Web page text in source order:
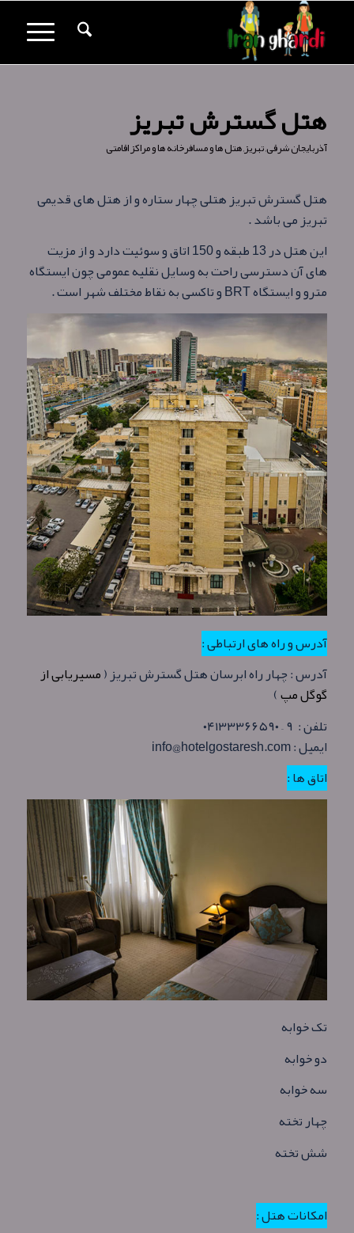
هتل گسترش تبریز
آذربایجان شرقی,تبریز,هتل ها و مسافرخانه ها و مراکز اقامتی
هتل گسترش تبریز هتلی چهار ستاره و از هتل های قدیمی
تبریز می باشد .
این هتل در 13 طبقه و 150 اتاق و سوئیت دارد و از مزیت
های آن دسترسی راحت به وسایل نقلیه عمومی چون ایستگاه
مترو و ایستگاه BRT و تاکسی به نقاط مختلف شهر است .
آدرس و راه های ارتباطی :
آدرس : چهار راه ابرسان هتل گسترش تبریز (مسیریابی از
گوگل مپ)
تلفن : ۹ – ۰۴۱۳۳۳۶۶۵۹۰
ایمیل : info@hotelgostaresh.com
اتاق ها :
تک خوابه
دو خوابه
سه خوابه
چهار تخته
شش تخته
امکانات هتل :